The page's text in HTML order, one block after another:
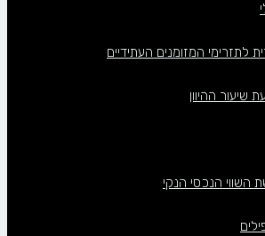
לתזרימי המזומנים העתידיים
שיעור ההיוון